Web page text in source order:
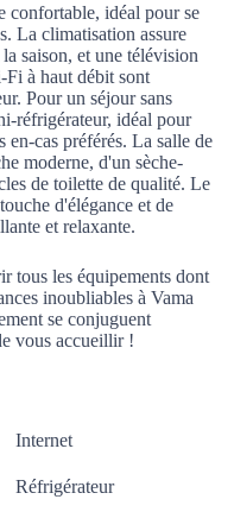
confortable, idéal pour se
La climatisation assure
saison, et une télévision
Fi à haut débit sont
Pour un séjour sans
réfrigérateur, idéal pour
en-cas préférés. La salle de
moderne, d'un sèche-
de toilette de qualité. Le
d'élégance et de
et relaxante.
tous les équipements dont
inoubliables à Vama
se conjuguent
vous accueillir !
Internet
Réfrigérateur